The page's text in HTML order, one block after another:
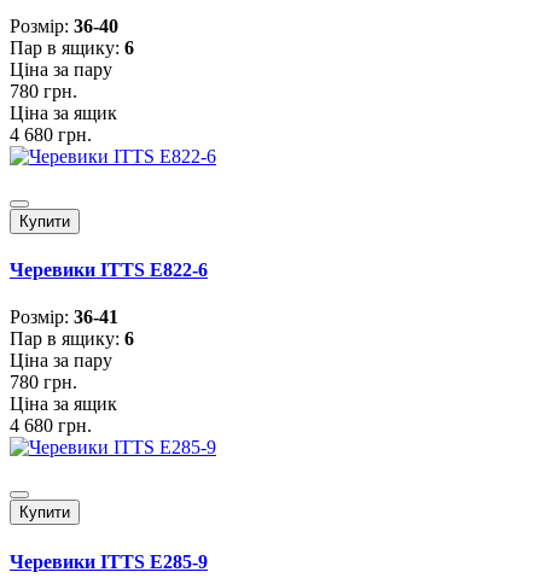
Розмiр: 36-40
Пар в ящику: 6
Ціна за пару
780 грн.
Ціна за ящик
4 680 грн.
Купити
Черевики ITTS E822-6
Розмiр: 36-41
Пар в ящику: 6
Ціна за пару
780 грн.
Ціна за ящик
4 680 грн.
Купити
Черевики ITTS E285-9